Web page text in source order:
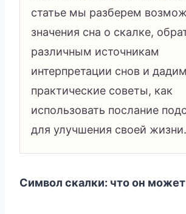
статье мы разберем
значения сна о скалке,
различным источникам
интерпретации снов и дадим
практические советы, как
использовать послание
для улучшения своей жизни.
Символ скалки: что он может